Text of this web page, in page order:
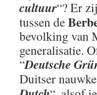
cultuur“? Er
tussen de
bevolking van
generalisatie.
“Deutsche
Duitser